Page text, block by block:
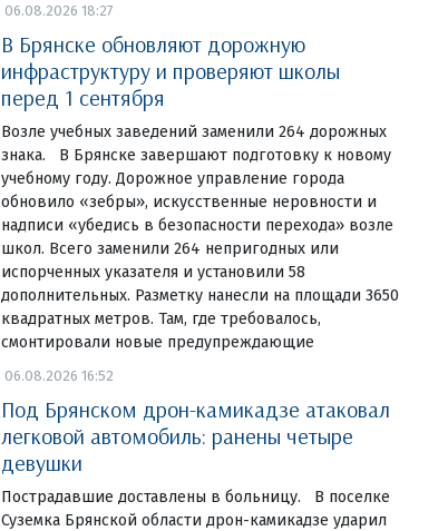
06.08.2026 18:27
В Брянске обновляют дорожную
инфраструктуру и проверяют школы
перед 1 сентября
Возле учебных заведений заменили 264 дорожных
знака. В Брянске завершают подготовку к новому
учебному году. Дорожное управление города
обновило «зебры», искусственные неровности и
надписи «убедись в безопасности перехода» возле
школ. Всего заменили 264 непригодных или
испорченных указателя и установили 58
дополнительных. Разметку нанесли на площади 3650
квадратных метров. Там, где требовалось,
смонтировали новые предупреждающие
06.08.2026 16:52
Под Брянском дрон-камикадзе атаковал
легковой автомобиль: ранены четыре
девушки
Пострадавшие доставлены в больницу. В поселке
Суземка Брянской области дрон-камикадзе ударил